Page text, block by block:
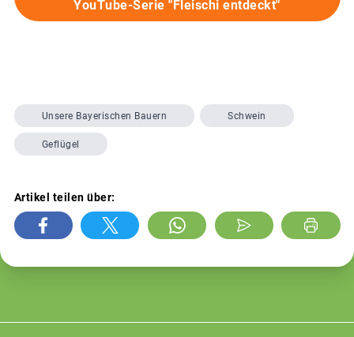
YouTube-Serie "Fleischi entdeckt"
Unsere Bayerischen Bauern Schwein
Geflügel
Artikel teilen über: